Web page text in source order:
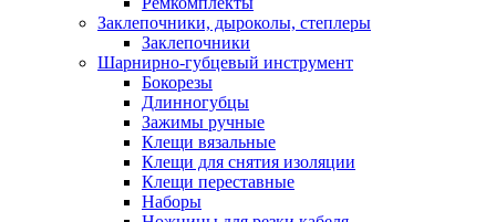
Заклепочники, дыроколы, степлеры
Заклепочники
Шарнирно-губцевый инструмент
Бокорезы
Длинногубцы
Зажимы ручные
Клещи вязальные
Клещи для снятия изоляции
Клещи переставные
Наборы